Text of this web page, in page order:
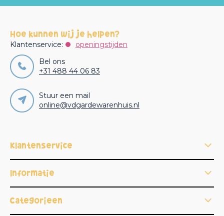
Hoe kunnen wij je helpen?
Klantenservice:
openingstijden
Bel ons
+31 488 44 06 83
Stuur een mail
online@vdgardewarenhuis.nl
Klantenservice
Informatie
Categorieën